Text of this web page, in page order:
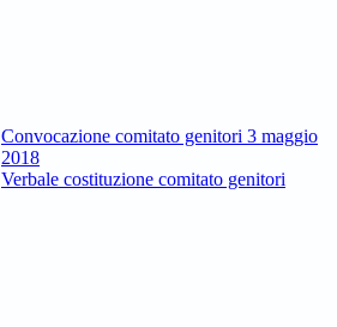
Convocazione comitato genitori 3 maggio
2018
Verbale costituzione comitato genitori